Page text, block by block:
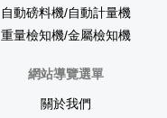
自動磅料機/自動計量機
重量檢知機/金屬檢知機
網站導覽選單
關於我們